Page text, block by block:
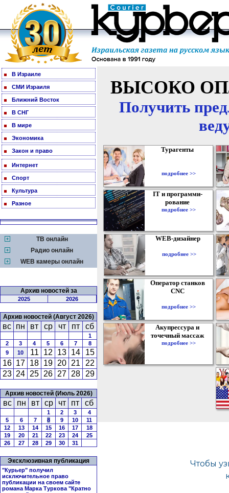
В Израиле
СМИ Израиля
Ближний Восток
В СНГ
В мире
Экономика
Закон и право
Интернет
Спорт
Культура
Разное
ТВ онлайн
Радио онлайн
WEB камеры онлайн
Архив новостей за
2025 2026
Архив новостей (Август 2026)
вс пн вт ср чт пт сб
1
2
3 4 5 6 7
8
9
10 11 12 13 14
15
16 17 18 19 20 21
22
23 24 25 26 27 28 29
Архив новостей (Июль 2026)
вс пн вт ср чт пт сб
1 2 3
4
5
6 7 8 9 10
11
12
13 14 15 16 17
18
19
20 21 22 23 24
25
26
27 28 29 30 31
Эксклюзивная публикация
"Курьер" получил
исключительное право
публикации на своем сайте
романа Марка Туркова "Кратно
ВЫСОКО
Получить
Турагенты
подробнее >>
IT и программи-
рование
подробнее >>
WEB-дизайнер
подробнее >>
Оператор станков
CNC
подробнее >>
Акупрессура и
точечный массаж
подробнее >>